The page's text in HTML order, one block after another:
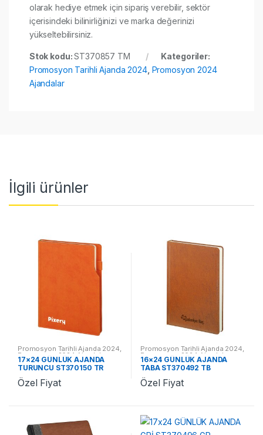
olarak hediye etmek için sipariş verebilir, sektör
içerisindeki bilinirliğinizi ve marka değerinizi
yükseltebilirsiniz.
Stok kodu:ST370857 TM
Kategoriler:
Promosyon Tarihli Ajanda 2024, Promosyon 2024
Ajandalar
İlgili ürünler
Promosyon Tarihli Ajanda 2024,
Promosyon 2024 Ajandalar
17×24 GÜNLÜK AJANDA
TURUNCU ST370150 TR
Özel Fiyat
Promosyon Tarihli Ajanda 2024,
Promosyon 2024 Ajandalar
16×24 GÜNLÜK AJANDA
TABA ST370492 TB
Özel Fiyat